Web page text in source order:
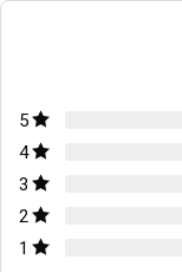
5
4
3
2
1